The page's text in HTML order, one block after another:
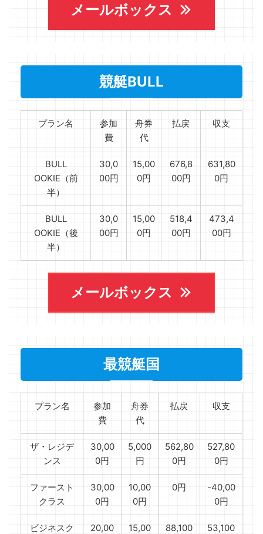
メールボックス
競艇BULL
プラン名
参加
費
舟券
代
払戻 収支
BULL
OOKIE（前
半）
30,0
00円
15,00
0円
676,8
00円
631,80
0円
BULL
OOKIE（後
半）
30,0
00円
15,00
0円
518,4
00円
473,4
00円
メールボックス
最競艇国
プラン名
参加
費
舟券
代
払戻 収支
ザ・レジデ
ンス
30,00
0円
5,000
円
562,80
0円
527,80
0円
ファースト
クラス
30,00
0円
10,00
0円
0円
-40,00
0円
ビジネスク 20,00 15,00 88,100 53,100